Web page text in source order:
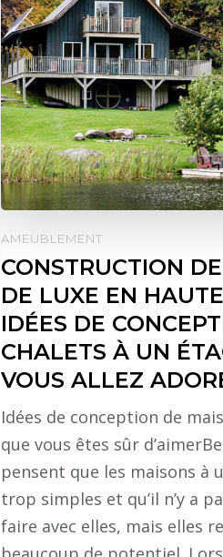
AMEUBLEMENT
CONSTRUCTION
DE LUXE EN
IDÉES DE
CHALETS À UN
VOUS ALLEZ
Idées de conception de
que vous êtes sûr
pensent que les maisons à
trop simples et qu’il n’y a
faire avec elles, mais elles